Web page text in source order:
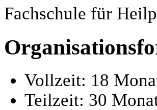
Fachschule für
Vollzeit: 18
Teilzeit: 30